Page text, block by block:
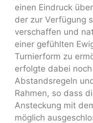
einen Eindruck
der zur Verfügung
verschaffen und
einer gefühlten
Turnierform zu
erfolgte dabei
Abstandsregeln
Rahmen, so dass
Ansteckung mit
möglich